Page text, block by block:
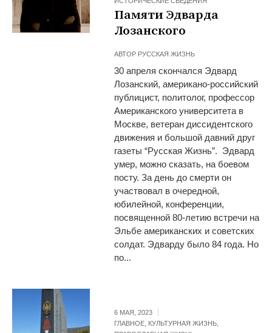
Памяти Эдварда
Лозанского
АВТОР РУССКАЯ ЖИЗНЬ
30 апреля скончался Эдвард
Лозанский, американо-российский
публицист, политолог, профессор
Американского университета в
Москве, ветеран диссидентского
движения и большой давний друг
газеты “Русская Жизнь”. Эдвард
умер, можно сказать, на боевом
посту. За день до смерти он
участвовал в очередной,
юбилейной, конференции,
посвященной 80-летию встречи на
Эльбе американских и советских
солдат. Эдварду было 84 года. Но
по...
6 МАЯ, 2023
ГЛАВНОЕ КУЛЬТУРНАЯ ЖИЗНЬ